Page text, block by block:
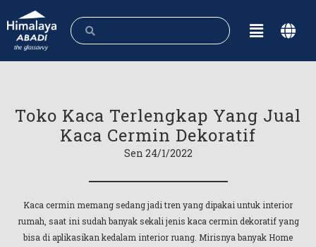
Toko Kaca Terlengkap Yang Jual
Kaca Cermin Dekoratif
Sen 24/1/2022
Kaca cermin memang sedang jadi tren yang dipakai untuk interior
rumah, saat ini sudah banyak sekali jenis kaca cermin dekoratif yang
bisa di aplikasikan kedalam interior ruang. Mirisnya banyak Home